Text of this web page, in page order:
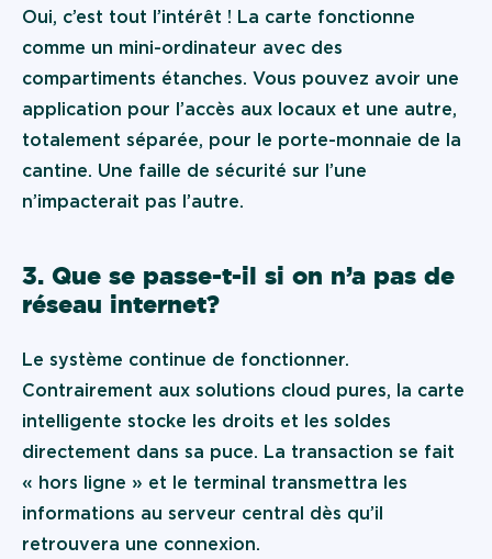
Oui, c’est tout l’intérêt ! La carte fonctionne
comme un mini-ordinateur avec des
compartiments étanches. Vous pouvez avoir une
application pour l’accès aux locaux et une autre,
totalement séparée, pour le porte-monnaie de la
cantine. Une faille de sécurité sur l’une
n’impacterait pas l’autre.
3. Que se passe-t-il si on n’a pas de
réseau internet ?
Le système continue de fonctionner.
Contrairement aux solutions cloud pures, la carte
intelligente stocke les droits et les soldes
directement dans sa puce. La transaction se fait
« hors ligne » et le terminal transmettra les
informations au serveur central dès qu’il
retrouvera une connexion.